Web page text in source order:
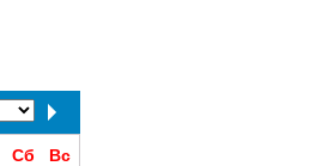
Сб
Вс